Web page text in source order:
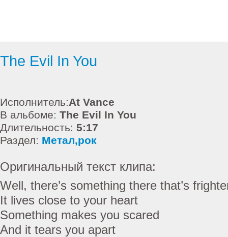
The Evil In You
Исполнитель:At Vance
В альбоме: The Evil In You
Длительность: 5:17
Раздел: Метал,рок
Оригинальный текст клипа:
Well, there’s something there that’s
It lives close to your heart
Something makes you scared
And it tears you apart